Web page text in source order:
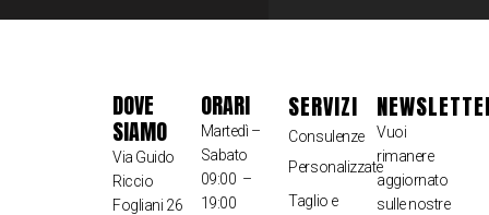
DOVE
SIAMO
Via Guido
Riccio
Fogliani 26
ORARI
Martedì –
Sabato
09:00 –
19:00
SERVIZI
Consulenze
Personalizzate
Taglio e
Vuoi
rimanere
aggiornato
sulle nostre